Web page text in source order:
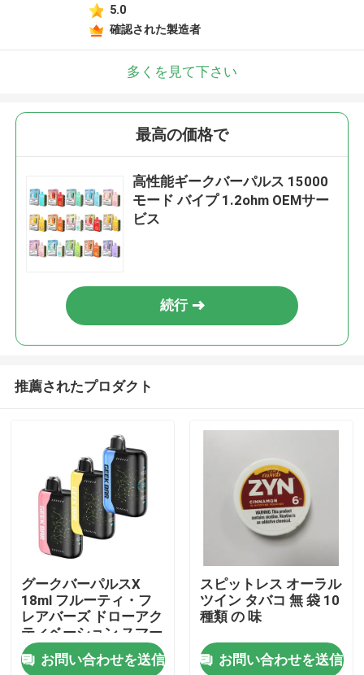
5.0
確認された製造者
多くを見て下さい
最高の価格で
高性能ギークバーパルス 15000
モード バイプ 1.2ohm OEMサー
ビス
続行
推薦されたプロダクト
グークバーパルスX
18ml フルーティ・フ
レアバーズ ドローアク
ティベーション スマー
トスクリーン 使い捨て
のバイプ
お問い合わせを送信
スピットレス オーラル
ツイン タバコ 無 袋 10
種類 の 味
お問い合わせを送信